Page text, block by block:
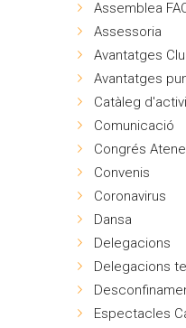
Assemblea
Assessoria
Avantatges
Avantatges
Catàleg
Comunicació
Congrés
Convenis
Coronavirus
Dansa
Delegacions
Delegacions
Espectacles